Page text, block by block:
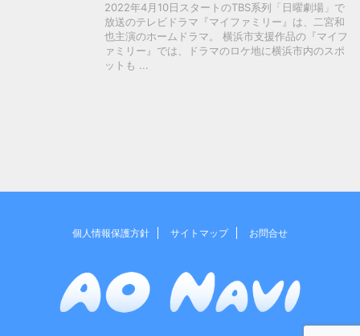
2022年4月10日スタートのTBS系列「日曜劇場」で
放送のテレビドラマ『マイファミリー』は、二宮和
也主演のホームドラマ。 横浜市支援作品の『マイフ
ァミリー』では、ドラマのロケ地に横浜市内のスポ
ットも ...
個人情報保護方針 サイトマップ お問合せ